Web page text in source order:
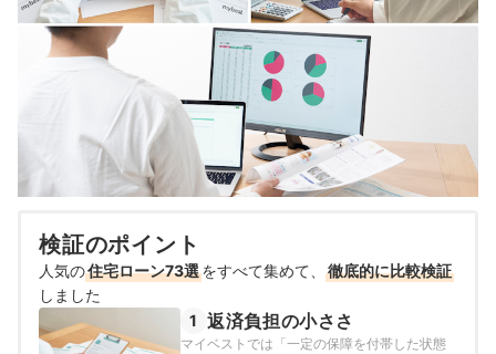
検証のポイント
人気の住宅ローン73選をすべて集めて、
徹底的に比較検証
しました
1 返済負担の小ささ
マイベストでは「一定の保障を付帯した状態